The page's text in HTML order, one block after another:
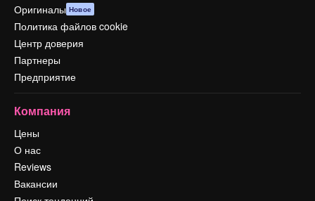
Оригиналы Новое
Политика файлов cookie
Центр доверия
Партнеры
Предприятие
Компания
Цены
О нас
Reviews
Вакансии